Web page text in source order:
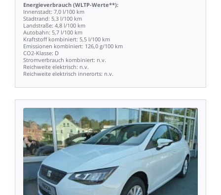
Energieverbrauch (WLTP-Werte**):
Innenstadt: 7,0 l/100 km
Stadtrand: 5,3 l/100 km
Landstraße: 4,8 l/100 km
Autobahn: 5,7 l/100 km
Kraftstoff kombiniert: 5,5 l/100 km
Emissionen kombiniert: 126,0 g/100 km
CO2-Klasse: D
Stromverbrauch kombiniert: n.v.
Reichweite elektrisch: n.v.
Reichweite elektrisch innerorts: n.v.